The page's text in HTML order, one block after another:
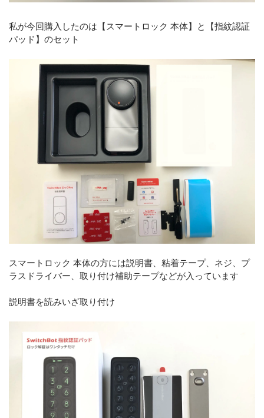
私が今回購入したのは【スマートロック 本体】と【指紋認証
パッド】のセット
スマートロック 本体の方には説明書、粘着テープ、ネジ、プ
ラスドライバー、取り付け補助テープなどが入っています
説明書を読みいざ取り付け